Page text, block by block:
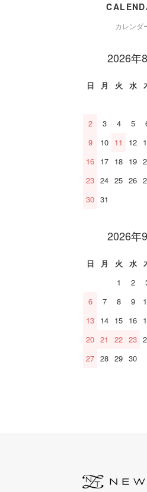
カレンダ
2026年
日 月 火 水
2
3 4 5
9
10 11 12
16 17 18 19
23 24 25 26
30 31
2026年
日 月 火 水
1
2
6
7 8 9
13 14 15 16
20 21 22 23
27 28 29 30